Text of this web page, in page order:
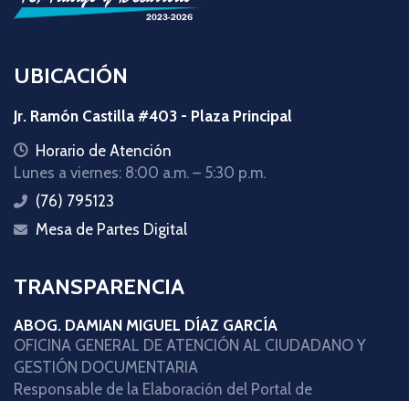
UBICACIÓN
Jr. Ramón Castilla #403 - Plaza Principal
iconHorario de Atención
Lunes a viernes: 8:00 a.m. – 5:30 p.m.
icon
(76) 795123
icon
Mesa de Partes Digital
TRANSPARENCIA
ABOG. DAMIAN MIGUEL DÍAZ GARCÍA
OFICINA GENERAL DE ATENCIÓN AL CIUDADANO Y
GESTIÓN DOCUMENTARIA
Responsable de la Elaboración del Portal de